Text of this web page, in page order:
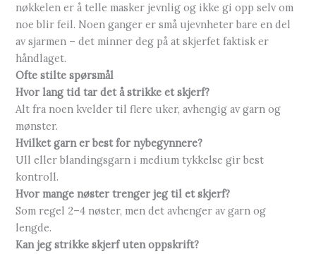
nøkkelen er å telle masker jevnlig og ikke gi opp selv om
noe blir feil. Noen ganger er små ujevnheter bare en del
av sjarmen – det minner deg på at skjerfet faktisk er
håndlaget.
Ofte stilte spørsmål
Hvor lang tid tar det å strikke et skjerf?
Alt fra noen kvelder til flere uker, avhengig av garn og
mønster.
Hvilket garn er best for nybegynnere?
Ull eller blandingsgarn i medium tykkelse gir best
kontroll.
Hvor mange nøster trenger jeg til et skjerf?
Som regel 2–4 nøster, men det avhenger av garn og
lengde.
Kan jeg strikke skjerf uten oppskrift?